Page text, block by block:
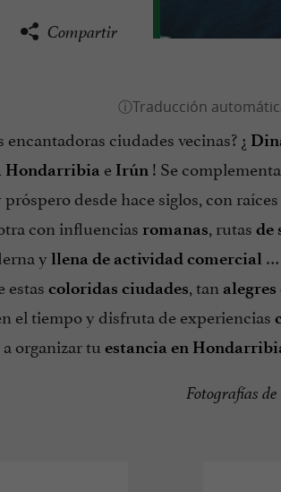
Compartir
encantadoras ciudades vecinas? ¿
Hondarribia e Irún ! Se
desde hace siglos, con raíces
con influencias romanas, rutas de
y llena de actividad comercial …
estas coloridas ciudades, tan alegres
el tiempo y disfruta de experiencias
organizar tu estancia en
Fotografías